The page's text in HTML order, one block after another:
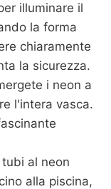
illuminare il
la forma
chiaramente
la sicurezza.
i neon a
l'intera vasca.
al neon
alla piscina,